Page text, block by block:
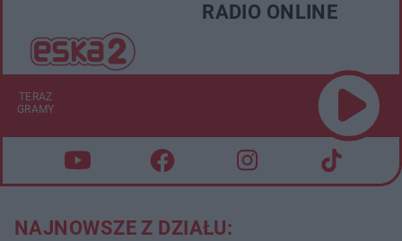
RADIO ONLINE
TERAZ
GRAMY
NAJNOWSZE Z DZIAŁU: